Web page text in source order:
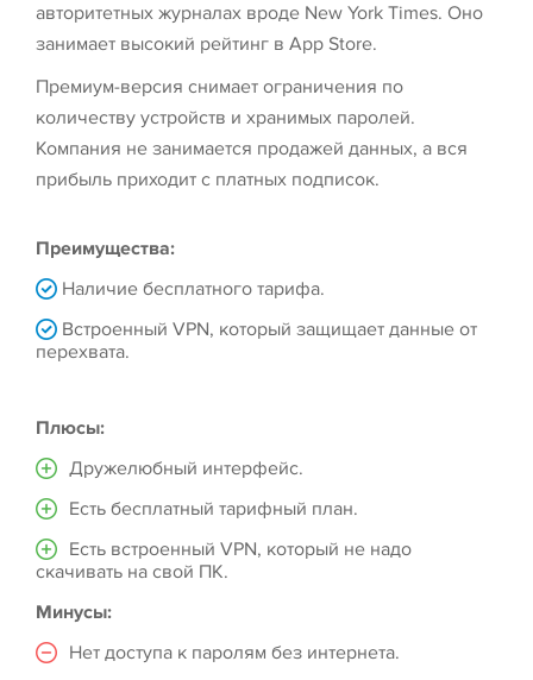
авторитетных журналах вроде New York Times. Оно
занимает высокий рейтинг в App Store.
Премиум-версия снимает ограничения по
количеству устройств и хранимых паролей.
Компания не занимается продажей данных, а вся
прибыль приходит с платных подписок.
Преимущества:
Наличие бесплатного тарифа.
Встроенный VPN, который защищает данные от
перехвата.
Плюсы:
Дружелюбный интерфейс.
Есть бесплатный тарифный план.
Есть встроенный VPN, который не надо
скачивать на свой ПК.
Минусы:
Нет доступа к паролям без интернета.